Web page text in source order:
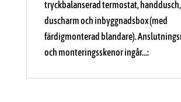
tryckbalanserad termostat,
duscharm och inbyggnadsbox (med
färdigmonterad blandare).
och monteringsskenor ingår…: